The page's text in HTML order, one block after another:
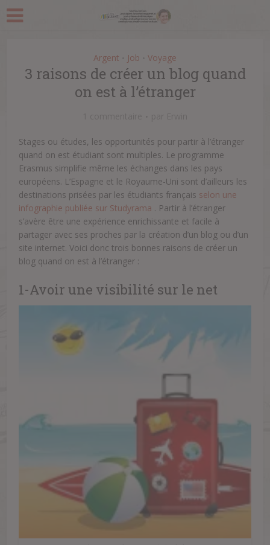
Argent Job Voyage
3 raisons de créer un blog quand
on est à l’étranger
Stages ou études, les opportunités pour partir à l’étranger
quand on est étudiant sont multiples. Le programme
Erasmus simplifie même les échanges dans les pays
européens. L’Espagne et le Royaume-Uni sont d’ailleurs les
destinations prisées par les étudiants français selon une
infographie publiée sur Studyrama . Partir à l’étranger
s’avère être une expérience enrichissante et facile à
partager avec ses proches par la création d’un blog ou d’un
site internet. Voici donc trois bonnes raisons de créer un
blog quand on est à l’étranger :
1-Avoir une visibilité sur le net